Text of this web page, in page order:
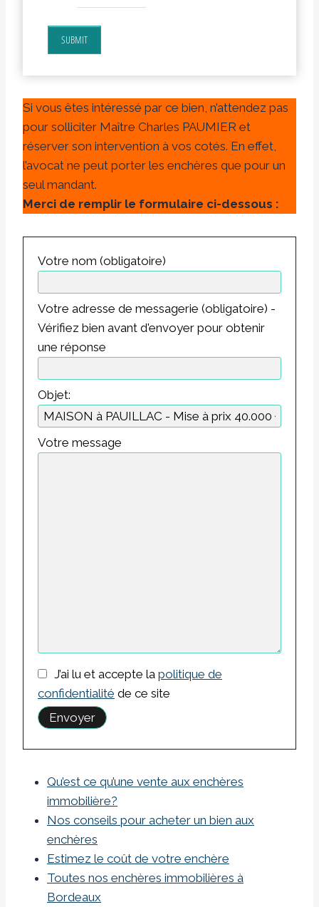
SUBMIT
Si vous êtes intéressé par ce bien, n’attendez pas
pour solliciter Maître Charles PAUMIER et
réserver son intervention à vos cotés. En effet,
l’avocat ne peut porter les enchères que pour un
seul mandant.
Merci de remplir le formulaire ci-dessous :
Votre nom (obligatoire)
Votre adresse de messagerie (obligatoire) -
Vérifiez bien avant d'envoyer pour obtenir
une réponse
Objet:
Votre message
J’ai lu et accepte la politique de
confidentialité de ce site
Qu’est ce qu’une vente aux enchères
immobilière?
Nos conseils pour acheter un bien aux
enchères
Estimez le coût de votre enchère
Toutes nos enchères immobilières à
Bordeaux